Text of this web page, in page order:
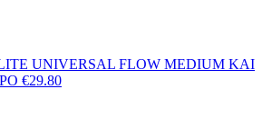
UNIVERSAL FLOW MEDIUM ΚΑΙ
€29.80